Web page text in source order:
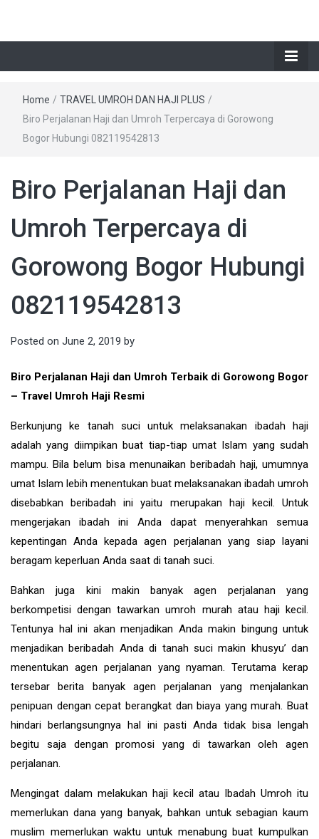
Home / TRAVEL UMROH DAN HAJI PLUS /
Biro Perjalanan Haji dan Umroh Terpercaya di Gorowong
Bogor Hubungi 082119542813
Biro Perjalanan Haji dan
Umroh Terpercaya di
Gorowong Bogor Hubungi
082119542813
Posted on June 2, 2019 by
Biro Perjalanan Haji dan Umroh Terbaik di Gorowong Bogor
– Travel Umroh Haji Resmi
Berkunjung ke tanah suci untuk melaksanakan ibadah haji
adalah yang diimpikan buat tiap-tiap umat Islam yang sudah
mampu. Bila belum bisa menunaikan beribadah haji, umumnya
umat Islam lebih menentukan buat melaksanakan ibadah umroh
disebabkan beribadah ini yaitu merupakan haji kecil. Untuk
mengerjakan ibadah ini Anda dapat menyerahkan semua
kepentingan Anda kepada agen perjalanan yang siap layani
beragam keperluan Anda saat di tanah suci.
Bahkan juga kini makin banyak agen perjalanan yang
berkompetisi dengan tawarkan umroh murah atau haji kecil.
Tentunya hal ini akan menjadikan Anda makin bingung untuk
menjadikan beribadah Anda di tanah suci makin khusyu’ dan
menentukan agen perjalanan yang nyaman. Terutama kerap
tersebar berita banyak agen perjalanan yang menjalankan
penipuan dengan cepat berangkat dan biaya yang murah. Buat
hindari berlangsungnya hal ini pasti Anda tidak bisa lengah
begitu saja dengan promosi yang di tawarkan oleh agen
perjalanan.
Mengingat dalam melakukan haji kecil atau Ibadah Umroh itu
memerlukan dana yang banyak, bahkan untuk sebagian kaum
muslim memerlukan waktu untuk menabung buat kumpulkan